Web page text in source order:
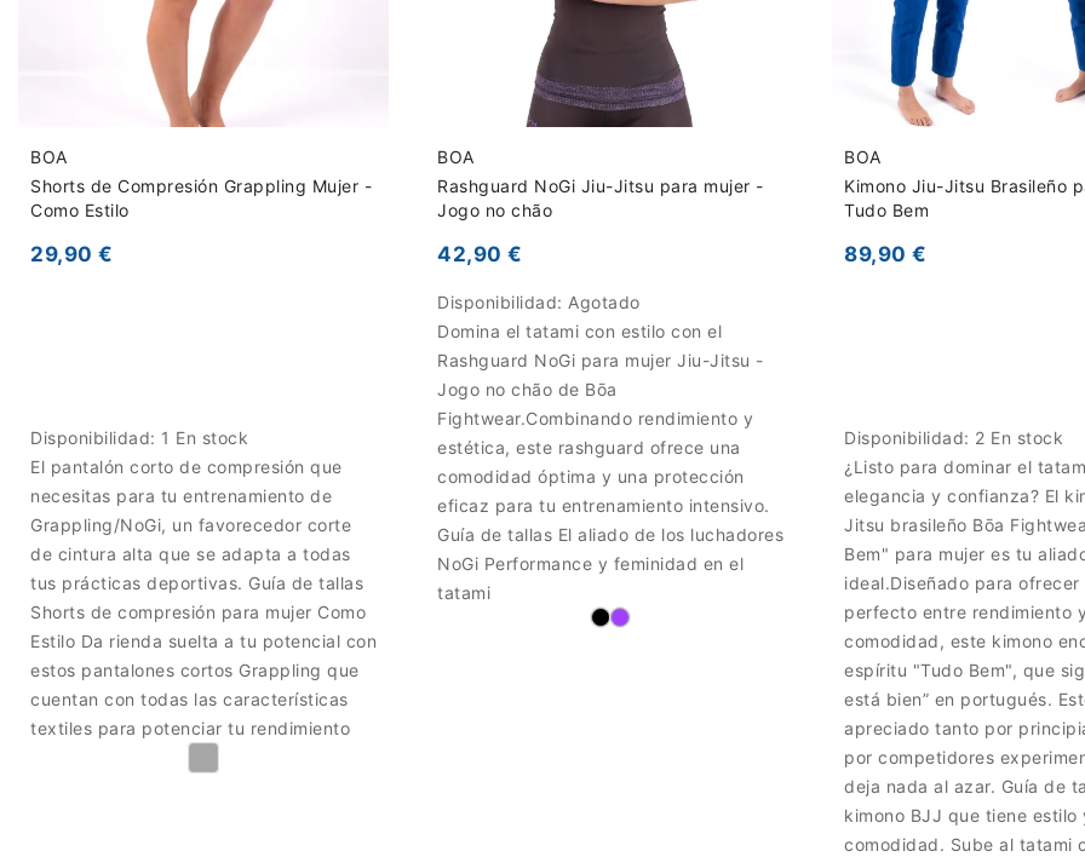
BOA
Shorts de Compresión Grappling Mujer -
Como Estilo
29,90 €
Disponibilidad: 1 En stock
El pantalón corto de compresión que
necesitas para tu entrenamiento de
Grappling/NoGi, un favorecedor corte
de cintura alta que se adapta a todas
tus prácticas deportivas. Guía de tallas
Shorts de compresión para mujer Como
Estilo Da rienda suelta a tu potencial con
estos pantalones cortos Grappling que
cuentan con todas las características
textiles para potenciar tu rendimiento
BOA
Rashguard NoGi Jiu-Jitsu para mujer -
Jogo no chão
42,90 €
Disponibilidad: Agotado
Domina el tatami con estilo con el
Rashguard NoGi para mujer Jiu-Jitsu -
Jogo no chão de Bōa
Fightwear.Combinando rendimiento y
estética, este rashguard ofrece una
comodidad óptima y una protección
eficaz para tu entrenamiento intensivo.
Guía de tallas El aliado de los luchadores
NoGi Performance y feminidad en el
tatami
BOA
Kimono Jiu-Jitsu Brasileño
Tudo Bem
89,90 €
Disponibilidad: 2 En stock
¿Listo para dominar el
elegancia y confianza? El
Jitsu brasileño Bōa
Bem" para mujer es tu
ideal.Diseñado para
perfecto entre rendimiento
comodidad, este kimono
espíritu "Tudo Bem", que
está bien” en portugués.
apreciado tanto por
por competidores
deja nada al azar. Guía de
kimono BJJ que tiene estilo
comodidad. Sube al tatami